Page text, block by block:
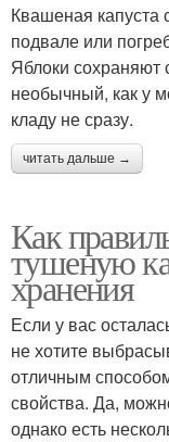
Квашеная капуста
подвале или
Яблоки сохраняют
необычный, как у
кладу не сразу.
читать дальше →
Как
тушеную
хранения
Если у вас
не хотите
отличным
свойства. Да,
однако есть